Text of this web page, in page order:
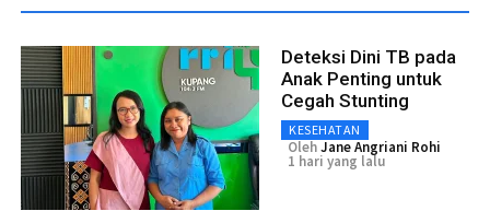
Deteksi Dini TB pada
Anak Penting untuk
Cegah Stunting
KESEHATAN
OlehJane Angriani Rohi
1 hari yang lalu